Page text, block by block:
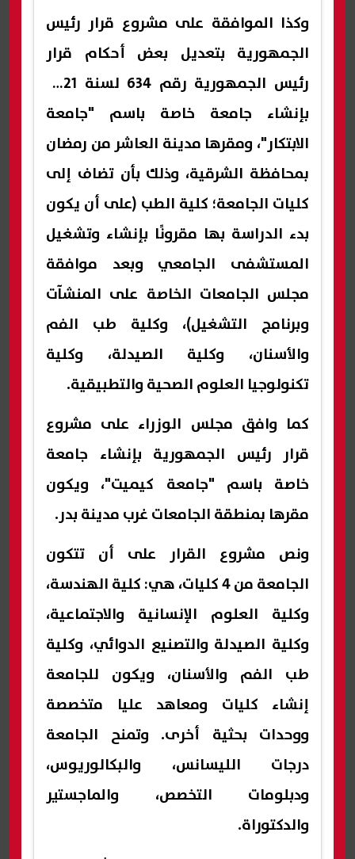
وكذا الموافقة على مشروع قرار رئيس
الجمهورية بتعديل بعض أحكام قرار
رئيس الجمهورية رقم 634 لسنة 2021
بإنشاء جامعة خاصة باسم "جامعة
الابتكار"، ومقرها مدينة العاشر من رمضان
بمحافظة الشرقية، وذلك بأن تضاف إلى
كليات الجامعة؛ كلية الطب (على أن يكون
بدء الدراسة بها مقرونًا بإنشاء وتشغيل
المستشفى الجامعي وبعد موافقة
مجلس الجامعات الخاصة على المنشآت
وبرنامج التشغيل)، وكلية طب الفم
والأسنان، وكلية الصيدلة، وكلية
تكنولوجيا العلوم الصحية والتطبيقية.
كما وافق مجلس الوزراء على مشروع
قرار رئيس الجمهورية بإنشاء جامعة
خاصة باسم "جامعة كيميت"، ويكون
مقرها بمنطقة الجامعات غرب مدينة بدر.
ونص مشروع القرار على أن تتكون
الجامعة من 4 كليات، هي: كلية الهندسة،
وكلية العلوم الإنسانية والاجتماعية،
وكلية الصيدلة والتصنيع الدوائي، وكلية
طب الفم والأسنان، ويكون للجامعة
إنشاء كليات ومعاهد عليا متخصصة
ووحدات بحثية أخرى. وتمنح الجامعة
درجات الليسانس، والبكالوريوس،
ودبلومات التخصص، والماجستير
والدكتوراة.